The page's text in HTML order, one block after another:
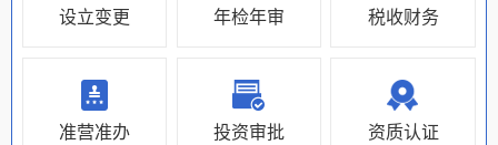
设立变更 年检年审 税收财务
准营准办 投资审批 资质认证